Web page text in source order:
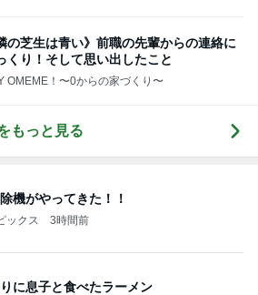
の芝生は青い》前職の先輩からの連絡に
くり！そして思い出したこと
OMEME！〜0からの家づくり〜
もっと見る
機がやってきた！！
ックス 3時間前
に息子と食べたラーメン